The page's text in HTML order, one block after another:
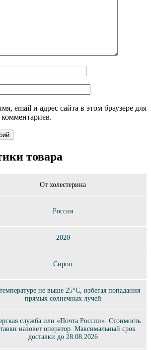
email и адрес сайта в этом браузере для
товара
От холестерина
Россия
2020
Сироп
не выше 25°C, избегая попадания
прямых солнечных лучей
служба или «Почта России». Стоимость
назовет оператор. Максимальный срок
доставки до 28.08.2026